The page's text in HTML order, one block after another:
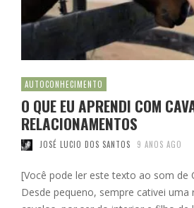
AUTOCONHECIMENTO
O QUE EU APRENDI COM
RELACIONAMENTOS
JOSÉ LUCIO DOS SANTOS 9 ANOS AGO
[Você pode ler este texto ao som de
Desde pequeno, sempre cativei uma